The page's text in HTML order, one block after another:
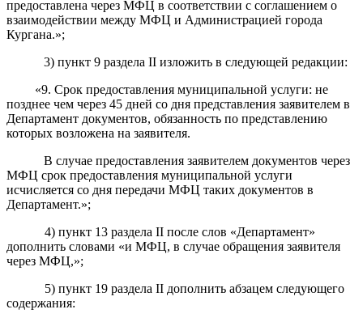
предоставлена через МФЦ в соответствии с соглашением о
взаимодействии между МФЦ и Администрацией города
Кургана.»;
3) пункт 9раздела II изложить в следующей редакции:
«9. Срок предоставления муниципальной услуги: не
позднее чем через 45 дней со дня представления заявителем в
Департамент документов, обязанность по представлению
которых возложена на заявителя.
В случае предоставления заявителем документов через
МФЦ срок предоставления муниципальной услуги
исчисляется со дня передачи МФЦ таких документов в
Департамент.»;
4) пункт 13 раздела II после слов «Департамент»
дополнить словами «и МФЦ, в случае обращения заявителя
через МФЦ,»;
5)пункт 19 раздела II дополнить абзацем следующего
содержания: